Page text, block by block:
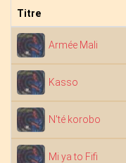
Titre
Armée Mali
Kasso
N'té korobo
Mi ya to Fifi